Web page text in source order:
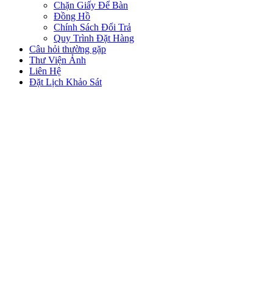
Chặn Giấy Để Bàn
Đồng Hồ
Chính Sách Đổi Trả
Quy Trình Đặt Hàng
Câu hỏi thường gặp
Thư Viện Ảnh
Liên Hệ
Đặt Lịch Khảo Sát